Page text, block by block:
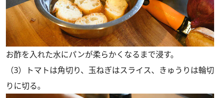
お酢を入れた水にパンが柔らかくなるまで浸す。
（3）トマトは角切り、玉ねぎはスライス、きゅうりは輪切
りに切る。